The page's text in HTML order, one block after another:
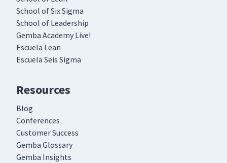
School of Six Sigma
School of Leadership
Gemba Academy Live!
Escuela Lean
Escuela Seis Sigma
Resources
Blog
Conferences
Customer Success
Gemba Glossary
Gemba Insights